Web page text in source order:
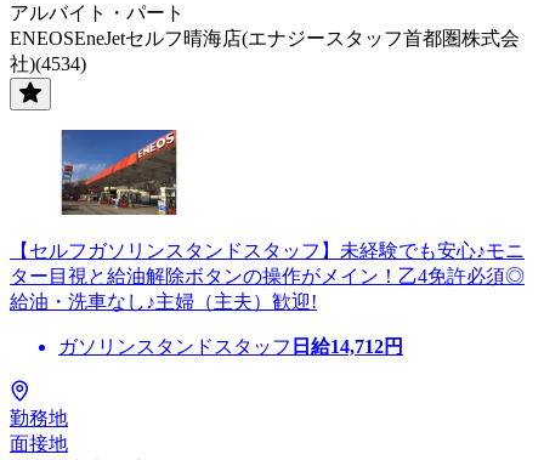
アルバイト・パート
ENEOSEneJetセルフ晴海店(エナジースタッフ首都圏株式会
社)(4534)
【セルフガソリンスタンドスタッフ】未経験でも安心♪モニ
ター目視と給油解除ボタンの操作がメイン！乙4免許必須◎
給油・洗車なし♪主婦（主夫）歓迎!
ガソリンスタンドスタッフ 日給14,712円
勤務地
面接地